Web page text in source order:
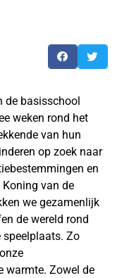
de basisschool
weken rond het
van hun
op zoek naar
en
Koning van de
we gezamenlijk
de wereld rond
speelplaats. Zo
warmte. Zowel de